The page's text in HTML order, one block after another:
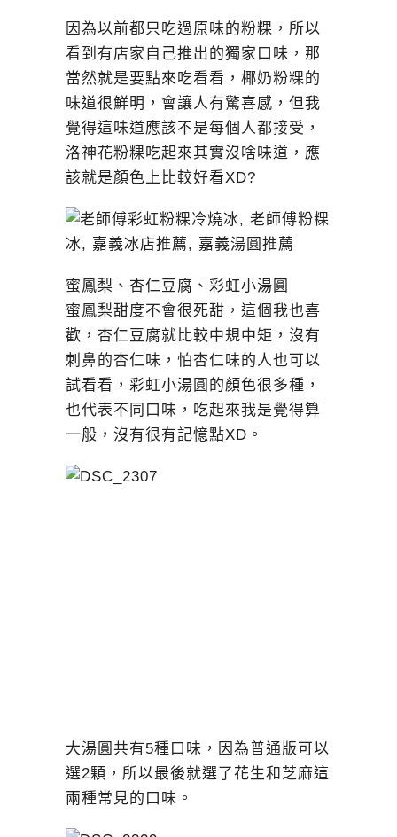
因為以前都只吃過原味的粉粿，所以
看到有店家自己推出的獨家口味，那
當然就是要點來吃看看，椰奶粉粿的
味道很鮮明，會讓人有驚喜感，但我
覺得這味道應該不是每個人都接受，
洛神花粉粿吃起來其實沒啥味道，應
該就是顏色上比較好看XD?
蜜鳳梨、杏仁豆腐、彩虹小湯圓
蜜鳳梨甜度不會很死甜，這個我也喜
歡，杏仁豆腐就比較中規中矩，沒有
刺鼻的杏仁味，怕杏仁味的人也可以
試看看，彩虹小湯圓的顏色很多種，
也代表不同口味，吃起來我是覺得算
一般，沒有很有記憶點XD。
大湯圓共有5種口味，因為普通版可以
選2顆，所以最後就選了花生和芝麻這
兩種常見的口味。